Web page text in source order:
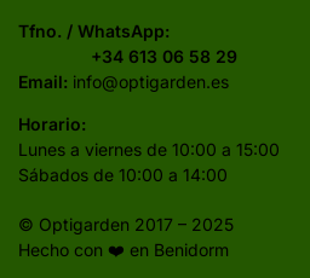
Tfno. / WhatsApp:
+34 613 06 58 29
Email: info@optigarden.es
Horario:
Lunes a viernes de 10:00 a 15:00
Sábados de 10:00 a 14:00
© Optigarden 2017 – 2025
Hecho con ❤️ en Benidorm